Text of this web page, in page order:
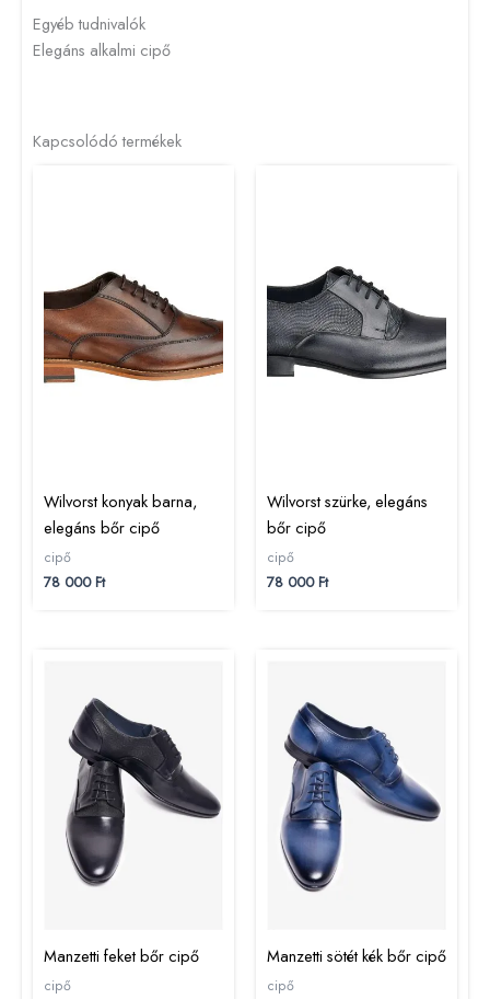
Egyéb tudnivalók
Elegáns alkalmi cipő
Kapcsolódó termékek
Wilvorst konyak barna,
elegáns bőr cipő
cipő
78 000Ft
Wilvorst szürke, elegáns
bőr cipő
cipő
78 000Ft
Manzetti feket bőr cipő
cipő
Manzetti sötét kék bőr cipő
cipő